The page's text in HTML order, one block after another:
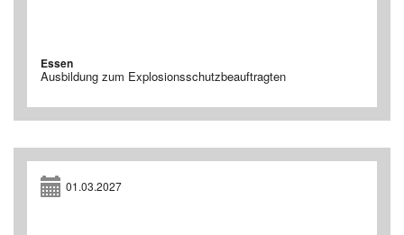
Essen
Ausbildung zum Explosionsschutzbeauftragten
01.03.2027